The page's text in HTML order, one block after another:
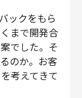
ックをもら
まで開発合
でした。そ
のか。お客
考えてきて